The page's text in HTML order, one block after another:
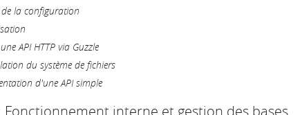
de la configuration
API HTTP via Guzzle
du système de fichiers
d'une API simple
Fonctionnement interne et gestion des bases